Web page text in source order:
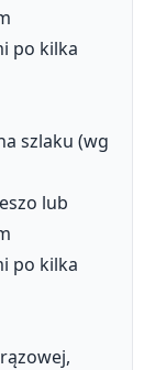
po kilka
szlaku (wg
lub
po kilka